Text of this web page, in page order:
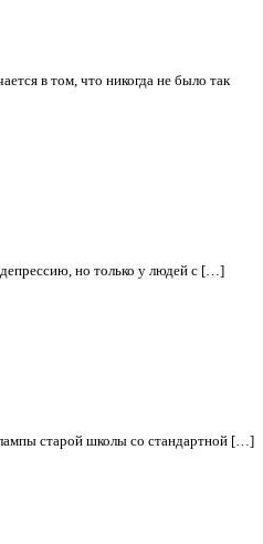
в том, что никогда не было так
но только у людей с […]
старой школы со стандартной […]